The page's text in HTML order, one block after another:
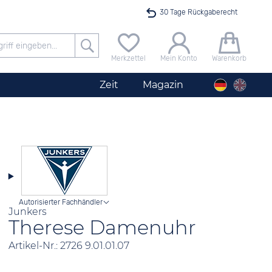
30 Tage Rückgaberecht
Versandkostenfrei ab 40 €
24h Expresslieferung
100 Tage Niedrigpreisgarantie
Merkzettel Mein Konto Warenkorb
Zeit Magazin
Junkers
Therese Damenuhr
Artikel-Nr.: 2726 9.01.01.07
Autorisierter Fachhändler